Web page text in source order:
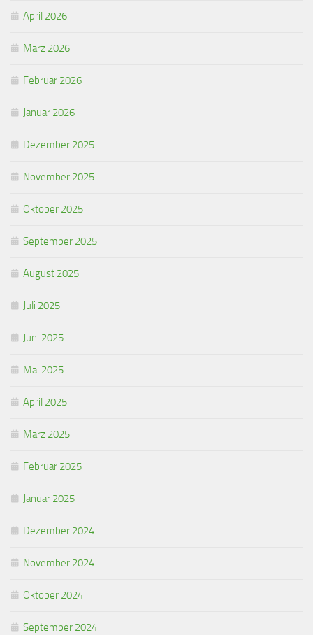
April 2026
März 2026
Februar 2026
Januar 2026
Dezember 2025
November 2025
Oktober 2025
September 2025
August 2025
Juli 2025
Juni 2025
Mai 2025
April 2025
März 2025
Februar 2025
Januar 2025
Dezember 2024
November 2024
Oktober 2024
September 2024